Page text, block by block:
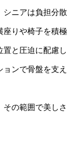
シニアは負担分散
座りや椅子を積極
置と圧迫に配慮し
ンで骨盤を支え
の範囲で美しさ